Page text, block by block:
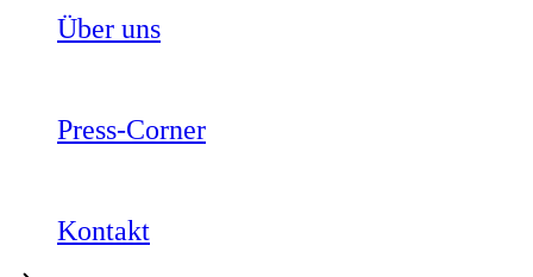
Über uns
Press-Corner
Kontakt